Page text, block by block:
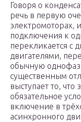
Говоря о
речь в первую
электромоторах,
подключения к
перекликается с
двигателями,
обычную
существенным
выступает то, что
обязательное
включение в
асинхронного